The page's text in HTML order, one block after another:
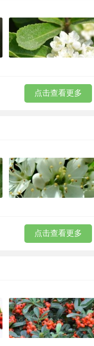
点击查看更多
点击查看更多